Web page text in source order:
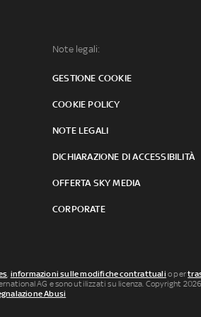
Note legali:
GESTIONE COOKIE
COOKIE POLICY
NOTE LEGALI
DICHIARAZIONE DI ACCESSIBILITÀ
OFFERTA SKY MEDIA
CORPORATE
, informazioni sulle modifiche contrattuali o per
AG e sono utilizzati su licenza. Copyright 2026
Abusi